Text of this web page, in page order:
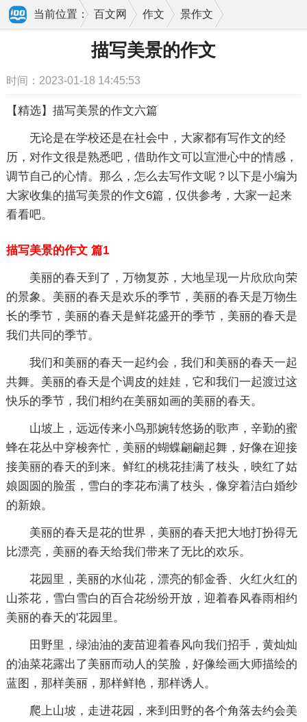
当前位置： 百文网 作文 景作文
描写美景的作文描写美景的作文
时间：2023-01-18 14:45:53
【精选】描写美景的作文六篇
无论是在学校还是在社会中，大家都有写作文的经
历，对作文很是熟悉吧，借助作文可以宣泄心中的情感，
调节自己的心情。那么，怎么去写作文呢？以下是小编为
大家收集的描写美景的作文6篇，仅供参考，大家一起来
看看吧。
描写美景的作文 篇1
美丽的春天到了，万物复苏，大地呈现一片欣欣向荣
的景象。美丽的春天是欢乐的季节，美丽的春天是万物生
长的季节，美丽的春天是鲜花盛开的季节，美丽的春天是
我们共同的季节。
我们和美丽的春天一起约会，我们和美丽的春天一起
共舞。美丽的春天是个调皮的娃娃，它和我们一起渡过这
快乐的季节，我们相约在美丽如画的美丽的春天。
山坡上，远远传来小鸟那婉转悠扬的歌声，辛勤的蜜
蜂在花丛中穿梭奔忙，美丽的蝴蝶翩翩起舞，好像在迎接
接美丽的春天的到来。鲜红的桃花挂满了枝头，映红了姑
娘圆圆的脸蛋，雪白的李花布满了枝头，像穿着洁白婚纱
的新娘。
美丽的春天是花的世界，美丽的春天把大地打扮得无
比漂亮，美丽的春天给我们带来了无比的欢乐。
花园里，美丽的水仙花，漂亮的郁金香、火红火红的
山茶花，雪白雪白的百合花纷纷开放，迎着春风春雨相约
美丽的春天的'花园里。
田野里，绿油油的麦苗迎着春风向我们招手，黄灿灿
的油菜花露出了美丽而动人的笑脸，好像绘画大师描绘的
蓝图，那样美丽，那样鲜艳，那样诱人。
爬上山坡，走进花园，来到田野的各个角落去约会美